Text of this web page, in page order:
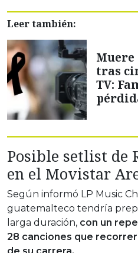
Leer también:
tras
TV:
Posible setlist de
en el Movistar
Según informó LP Music
guatemalteco tendría
larga duración, con un
28 canciones que